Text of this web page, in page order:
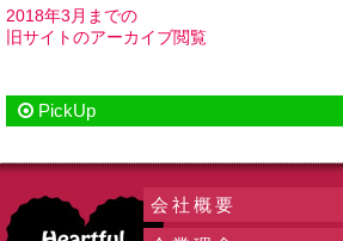
2018年3月までの
旧サイトのアーカイブ閲覧
PickUp
会社概要